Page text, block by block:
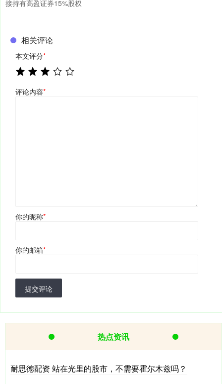
接持有高盈证券15%股权
相关评论
本文评分*
评论内容*
你的昵称*
你的邮箱*
提交评论
热点资讯
耐思徳配资 站在光里的股市，不需要霍尔木兹吗？